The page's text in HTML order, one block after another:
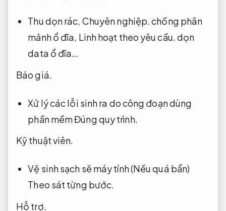
Thu dọn rác, Chuyên nghiệp.chống phân
mảnh ổ đĩa, Linh hoạt theo yêu cầu.dọn
data ổ đĩa…
Báo giá.
Xử lý các lỗi sinh ra do công đoạn dùng
phần mềmĐúng quy trình.
Kỹ thuật viên.
Vệ sinh sạch sẽ máy tính (Nếu quá bẩn)
Theo sát từng bước.
Hỗ trợ.